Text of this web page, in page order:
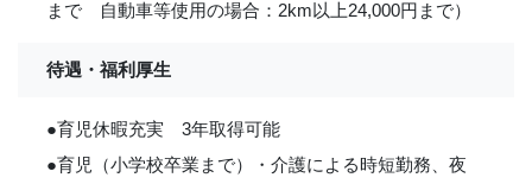
まで 自動車等使用の場合：2km以上24,000円まで）
待遇・福利厚生
●育児休暇充実 3年取得可能
●育児（小学校卒業まで）・介護による時短勤務、夜